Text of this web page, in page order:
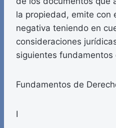
la propiedad, emite con
negativa teniendo en
consideraciones
siguientes fundamentos
Fundamentos de
I